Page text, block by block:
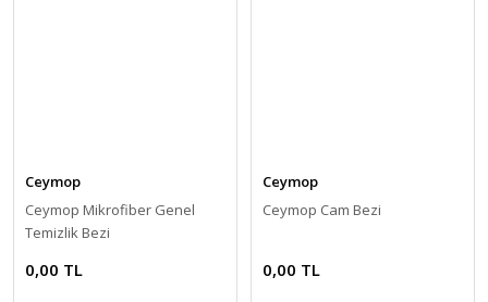
Ceymop
Ceymop Mikrofiber Genel
Temizlik Bezi
0,00 TL
Ceymop
Ceymop Cam Bezi
0,00 TL